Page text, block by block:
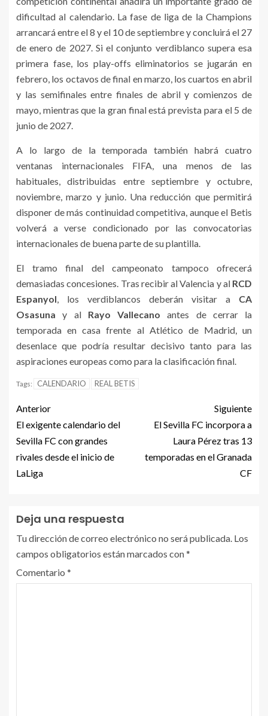
dificultad al calendario. La fase de liga de la Champions
arrancará entre el 8 y el 10 de septiembre y concluirá el 27
de enero de 2027. Si el conjunto verdiblanco supera esa
primera fase, los play-offs eliminatorios se jugarán en
febrero, los octavos de final en marzo, los cuartos en abril
y las semifinales entre finales de abril y comienzos de
mayo, mientras que la gran final está prevista para el 5 de
junio de 2027.
A lo largo de la temporada también habrá cuatro
ventanas internacionales FIFA, una menos de las
habituales, distribuidas entre septiembre y octubre,
noviembre, marzo y junio. Una reducción que permitirá
disponer de más continuidad competitiva, aunque el Betis
volverá a verse condicionado por las convocatorias
internacionales de buena parte de su plantilla.
El tramo final del campeonato tampoco ofrecerá
demasiadas concesiones. Tras recibir al Valencia y al RCD
Espanyol, los verdiblancos deberán visitar a CA
Osasuna y al Rayo Vallecano antes de cerrar la
temporada en casa frente al Atlético de Madrid, un
desenlace que podría resultar decisivo tanto para las
aspiraciones europeas como para la clasificación final.
Tags: CALENDARIO REAL BETIS
Anterior
El exigente calendario del
Sevilla FC con grandes
rivales desde el inicio de
LaLiga
Siguiente
El Sevilla FC incorpora a
Laura Pérez tras 13
temporadas en el Granada
CF
Deja una respuesta
Tu dirección de correo electrónico no será publicada. Los
campos obligatorios están marcados con*
Comentario *